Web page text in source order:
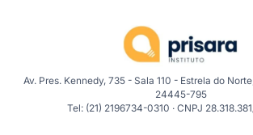
Av. Pres. Kennedy, 735 - Sala 110 - Estrela do
24445-795
Tel: (21) 2196734-0310 · CNPJ